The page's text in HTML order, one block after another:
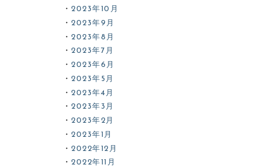
2023年10月
2023年9月
2023年8月
2023年7月
2023年6月
2023年5月
2023年4月
2023年3月
2023年2月
2023年1月
2022年12月
2022年11月